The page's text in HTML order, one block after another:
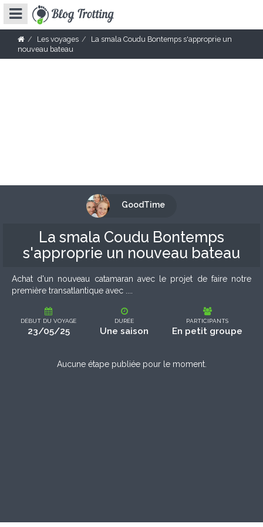
Les voyages
La smala Coudu Bontemps s'approprie un
nouveau bateau
GoodTime
La smala Coudu Bontemps
s'approprie un nouveau bateau
Achat d'un nouveau catamaran avec le projet de faire notre
première transatlantique avec ....
DÉBUT DU VOYAGE
23/05/25
DURÉE
Une saison
PARTICIPANTS
En petit groupe
Aucune étape publiée pour le moment.